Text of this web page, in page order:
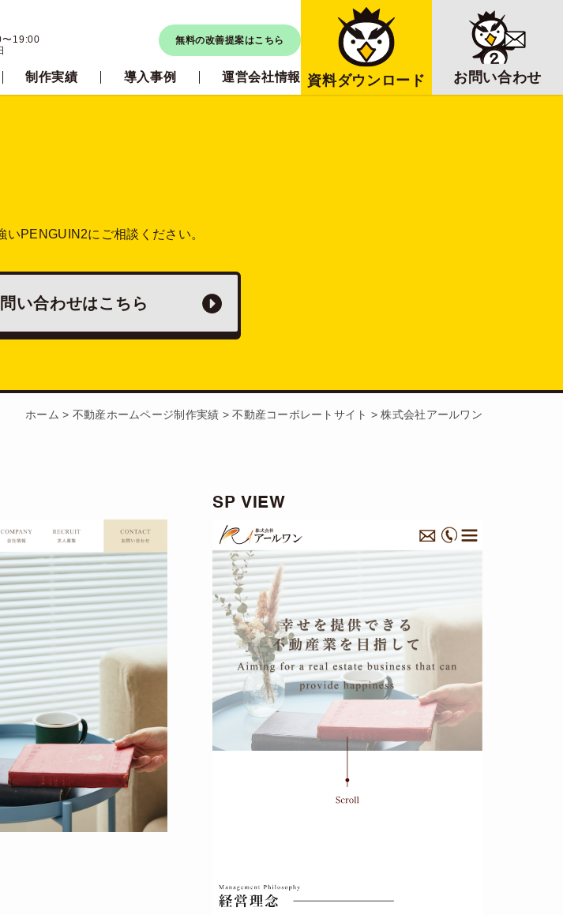
〜19:00
無料の改善提案はこちら
制作実績 導入事例 運営会社情報 資料ダウンロード お問い合わせ
いPENGUIN2にご相談ください。
い合わせはこちら
ホーム > 不動産ホームページ制作実績 >不動産コーポレートサイト >株式会社アールワン
SP VIEW